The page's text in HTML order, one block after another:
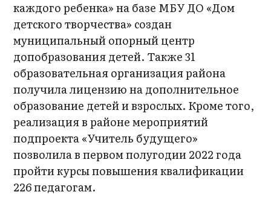
каждого ребенка» на базе МБУ ДО «Дом
детского творчества» создан
муниципальный опорный центр
допобразования детей. Также 31
образовательная организация района
получила лицензию на дополнительное
образование детей и взрослых. Кроме того,
реализация в районе мероприятий
подпроекта «Учитель будущего»
позволила в первом полугодии 2022 года
пройти курсы повышения квалификации
226 педагогам.